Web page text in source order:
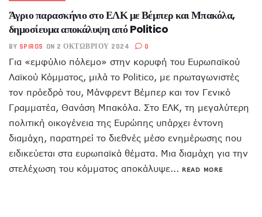
Άγριο παρασκήνιο στο ΕΛΚ με Βέμπερ και Μπακόλα,
δημοσίευμα αποκάλυψη από Politico
BY SPIROS ON 2 ΟΚΤΩΒΡΊΟΥ 2024 0
Για «εμφύλιο πόλεμο» στην κορυφή του Ευρωπαϊκού
Λαϊκού Κόμματος, μιλά το Politico, με πρωταγωνιστές
τον πρόεδρό του, Μάνφρεντ Βέμπερ και τον Γενικό
Γραμματέα, Θανάση Μπακόλα. Στο ΕΛΚ, τη μεγαλύτερη
πολιτική οικογένεια της Ευρώπης υπάρχει έντονη
διαμάχη, παρατηρεί το διεθνές μέσο ενημέρωσης που
ειδικεύεται στα ευρωπαϊκά θέματα. Μια διαμάχη για την
στελέχωση του κόμματος αποκάλυψε... READ MORE